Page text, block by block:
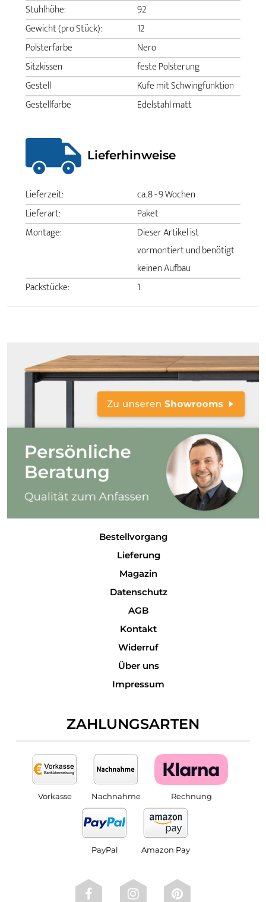
Stuhlhöhe:
92
Gewicht (pro Stück):
12
Polsterfarbe
Nero
Sitzkissen
feste Polsterung
Gestell
Kufe mit Schwingfunktion
Gestellfarbe
Edelstahl matt
Lieferhinweise
Lieferzeit:
ca. 8 - 9 Wochen
Lieferart:
Paket
Montage:
Dieser Artikel ist
vormontiert und benötigt
keinen Aufbau
Packstücke:
1
Bestellvorgang
Lieferung
Magazin
Datenschutz
AGB
Kontakt
Widerruf
Über uns
Impressum
ZAHLUNGSARTEN
Vorkasse Nachnahme Rechnung
PayPal Amazon Pay